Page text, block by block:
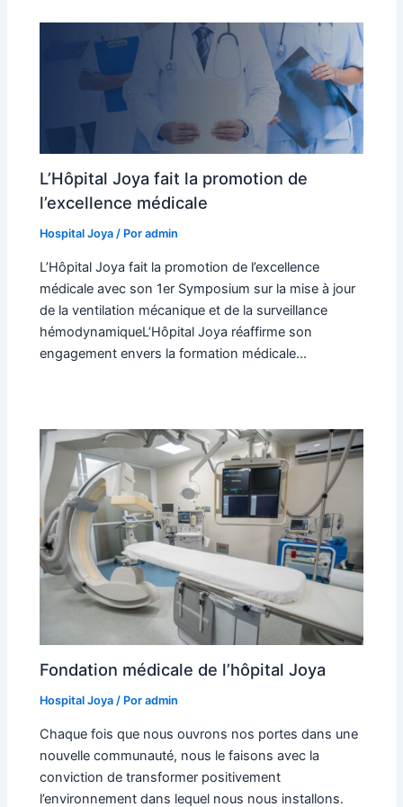
L’Hôpital Joya fait la promotion de
l’excellence médicale
Hospital Joya / Poradmin
L’Hôpital Joya fait la promotion de l’excellence
médicale avec son 1er Symposium sur la mise à jour
de la ventilation mécanique et de la surveillance
hémodynamiqueL’Hôpital Joya réaffirme son
engagement envers la formation médicale...
Fondation médicale de l’hôpital Joya
Hospital Joya / Poradmin
Chaque fois que nous ouvrons nos portes dans une
nouvelle communauté, nous le faisons avec la
conviction de transformer positivement
l’environnement dans lequel nous nous installons.